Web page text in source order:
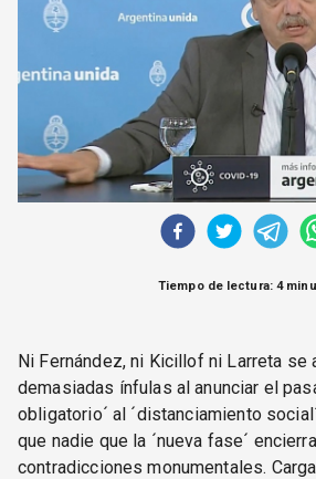
DECLARACIONES
OPINIÓN
ALTAMIRA
Política Obrera
CONTACTO
Tiempo de lectura: 4
Ni Fernández, ni Kicillof ni Larreta se
demasiadas ínfulas al anunciar el
obligatorio´ al ´distanciamiento
que nadie que la ´nueva fase´
contradicciones monumentales.